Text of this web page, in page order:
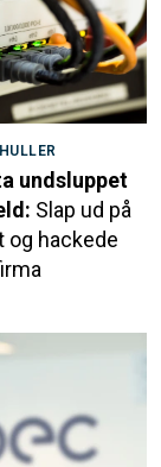
undsluppet
Slap ud på
og hackede